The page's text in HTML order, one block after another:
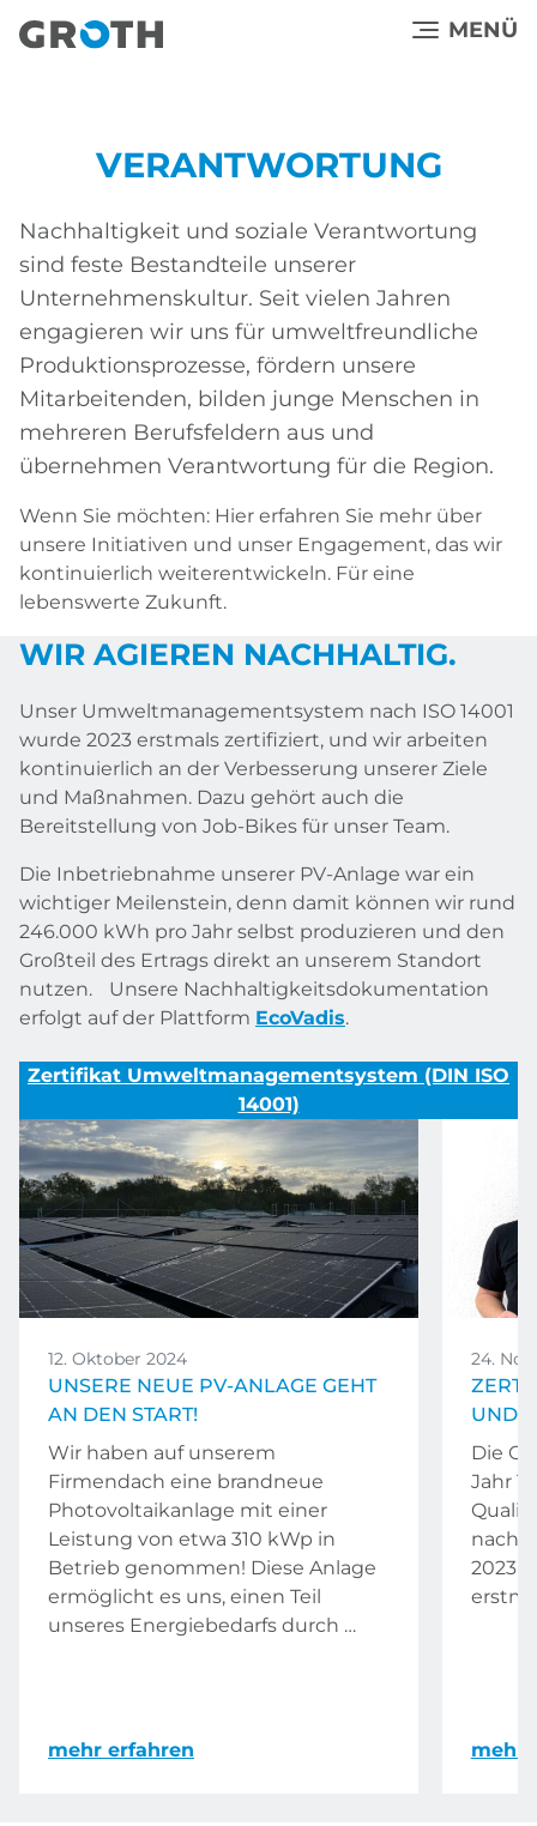
zum
MENÜ
VERANTWORTUNG
Nachhaltigkeit und soziale Verantwortung
sind feste Bestandteile unserer
Unternehmenskultur. Seit vielen Jahren
engagieren wir uns für umweltfreundliche
Produktionsprozesse, fördern unsere
Mitarbeitenden, bilden junge Menschen in
mehreren Berufsfeldern aus und
übernehmen Verantwortung für die Region.
Wenn Sie möchten: Hier erfahren Sie mehr über
unsere Initiativen und unser Engagement, das wir
kontinuierlich weiterentwickeln. Für eine
lebenswerte Zukunft.
WIR AGIEREN NACHHALTIG.
Unser Umweltmanagementsystem nach ISO 14001
wurde 2023 erstmals zertifiziert, und wir arbeiten
kontinuierlich an der Verbesserung unserer Ziele
und Maßnahmen. Dazu gehört auch die
Bereitstellung von Job-Bikes für unser Team.
Die Inbetriebnahme unserer PV-Anlage war ein
wichtiger Meilenstein, denn damit können wir rund
246.000 kWh pro Jahr selbst produzieren und den
Großteil des Ertrags direkt an unserem Standort
nutzen. Unsere Nachhaltigkeitsdokumentation
erfolgt auf der Plattform EcoVadis.
Zertifikat Umweltmanagementsystem (DIN ISO
14001)
12. Oktober 2024
UNSERE NEUE PV-ANLAGE GEHT
AN DEN START!
Wir haben auf unserem
Firmendach eine brandneue
Photovoltaikanlage mit einer
Leistung von etwa 310 kWp in
Betrieb genommen! Diese Anlage
ermöglicht es uns, einen Teil
unseres Energiebedarfs durch …
mehr erfahren
24.
UND
Die
Jahr
nach
2023
mehr